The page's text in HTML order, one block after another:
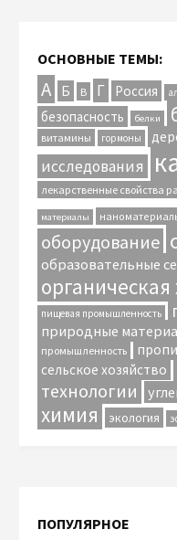
ОСНОВНЫЕ ТЕМЫ:
А Б В Г Россия
безопасность белки
витамины гормоны
исследования
лекарственные свойства
материалы
оборудование
образовательные
пищевая промышленность
природные
промышленность
сельское хозяйство
технологии
химия экология
ПОПУЛЯРНОЕ